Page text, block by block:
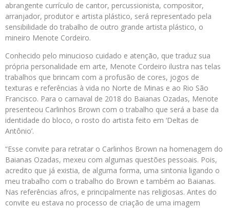
abrangente currículo de cantor, percussionista, compositor,
arranjador, produtor e artista plástico, será representado pela
sensibilidade do trabalho de outro grande artista plástico, o
mineiro Menote Cordeiro.
Conhecido pelo minucioso cuidado e atenção, que traduz sua
própria personalidade em arte, Menote Cordeiro ilustra nas telas
trabalhos que brincam com a profusão de cores, jogos de
texturas e referências à vida no Norte de Minas e ao Rio São
Francisco. Para o carnaval de 2018 do Baianas Ozadas, Menote
presenteou Carlinhos Brown com o trabalho que será a base da
identidade do bloco, o rosto do artista feito em ‘Deltas de
Antônio’.
“Esse convite para retratar o Carlinhos Brown na homenagem do
Baianas Ozadas, mexeu com algumas questões pessoais. Pois,
acredito que já existia, de alguma forma, uma sintonia ligando o
meu trabalho com o trabalho do Brown e também ao Baianas.
Nas referências afros, e principalmente nas religiosas. Antes do
convite eu estava no processo de criação de uma imagem